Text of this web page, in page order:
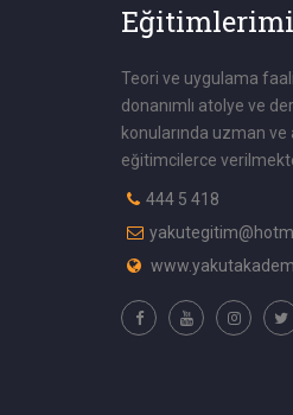
Teori ve uygulama
donanımlı atolye ve
konularında uzman ve
eğitimcilerce
444 5 418